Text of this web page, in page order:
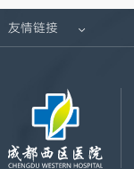
友情链接 